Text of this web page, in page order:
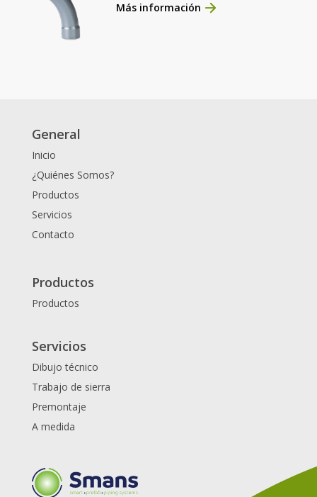
Más información
General
Inicio
¿Quiénes Somos?
Productos
Servicios
Contacto
Productos
Productos
Servicios
Dibujo técnico
Trabajo de sierra
Premontaje
A medida